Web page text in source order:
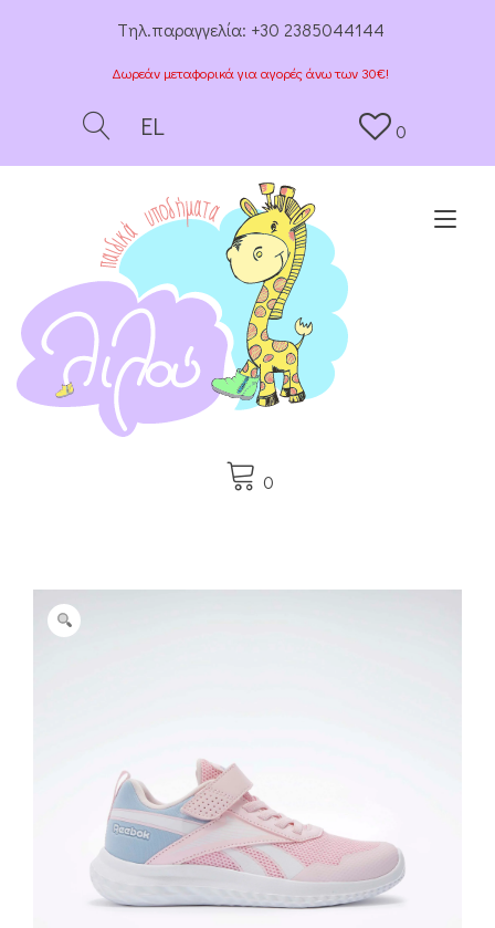
Tηλ.παραγγελία: +30 2385044144
Δωρεάν μεταφορικά για αγορές άνω των 30€!
EL 0
0